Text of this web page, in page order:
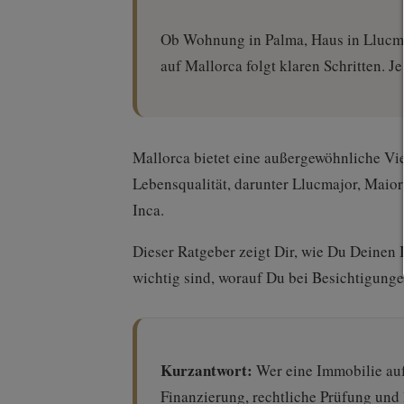
Ob Wohnung in Palma, Haus in
auf Mallorca folgt klaren Schritten.
Mallorca bietet eine außergewöhnliche
Lebensqualität, darunter Llucmajor,
Inca.
Dieser Ratgeber zeigt Dir, wie Du
wichtig sind, worauf Du bei
Kurzantwort: Wer eine Immobilie
Finanzierung, rechtliche Prüfung